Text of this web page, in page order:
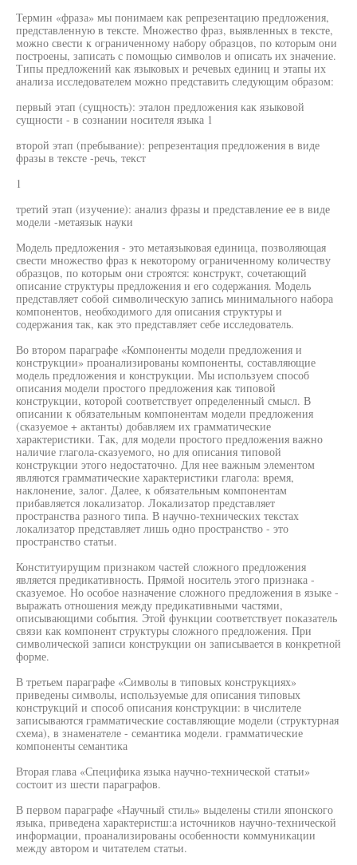
Термин «фраза» мы понимаем как репрезентацию предложения,
представленную в тексте. Множество фраз, выявленных в тексте,
можно свести к ограниченному набору образцов, по которым они
построены, записать с помощью символов и описать их значение.
Типы предложений как языковых и речевых единиц и этапы их
анализа исследователем можно представить следующим образом:
первый этап (сущность): эталон предложения как языковой
сущности - в сознании носителя языка 1
второй этап (пребывание): репрезентация предложения в виде
фразы в тексте -речь, текст
1
третий этап (изучение): анализ фразы и представление ее в виде
модели -метаязык науки
Модель предложения - это метаязыковая единица, позволяющая
свести множество фраз к некоторому ограниченному количеству
образцов, по которым они строятся: конструкт, сочетающий
описание структуры предложения и его содержания. Модель
представляет собой символическую запись минимального набора
компонентов, необходимого для описания структуры и
содержания так, как это представляет себе исследователь.
Во втором параграфе «Компоненты модели предложения и
конструкции» проанализированы компоненты, составляющие
модель предложения и конструкции. Мы используем способ
описания модели простого предложения как типовой
конструкции, которой соответствует определенный смысл. В
описании к обязательным компонентам модели предложения
(сказуемое + актанты) добавляем их грамматические
характеристики. Так, для модели простого предложения важно
наличие глагола-сказуемого, но для описания типовой
конструкции этого недостаточно. Для нее важным элементом
являются грамматические характеристики глагола: время,
наклонение, залог. Далее, к обязательным компонентам
прибавляется локализатор. Локализатор представляет
пространства разного типа. В научно-технических текстах
локализатор представляет лишь одно пространство - это
пространство статьи.
Конституирущим признаком частей сложного предложения
является предикативность. Прямой носитель этого признака -
сказуемое. Но особое назначение сложного предложения в языке -
выражать отношения между предикативными частями,
описывающими события. Этой функции соответствует показатель
связи как компонент структуры сложного предложения. При
символической записи конструкции он записывается в конкретной
форме.
В третьем параграфе «Символы в типовых конструкциях»
приведены символы, используемые для описания типовых
конструкций и способ описания конструкции: в числителе
записываются грамматические составляющие модели (структурная
схема), в знаменателе - семантика модели. грамматические
компоненты семантика
Вторая глава «Специфика языка научно-технической статьи»
состоит из шести параграфов.
В первом параграфе «Научный стиль» выделены стили японского
языка, приведена характеристш:а источников научно-технической
информации, проанализированы особенности коммуникации
между автором и читателем статьи.